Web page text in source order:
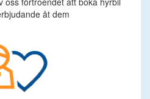
åt dem